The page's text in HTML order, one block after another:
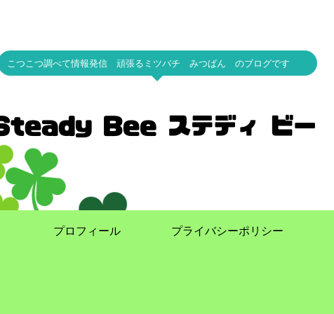
こつこつ調べて情報発信 頑張るミツバチ みつばん のブログです
プロフィール プライバシーポリシー